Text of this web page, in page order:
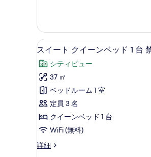
禁
煙
シ
テ
ィ
ビ
ュ
ー
の
す
ダ
ブ
ル
ッ
ド
台
禁
煙
シ
テ
ィ
ビ
ス
イ
ー
ト
ク
イ
ー
ベ
ス
7
スイート クイーンベッド 1 台
シティビュー
37 ㎡
ベッドルーム 1 室
定員 3 名
クイーンベッド 1 台
WiFi (無料)
詳細
ス